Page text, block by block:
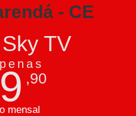
- CE
TV
,90
mensal